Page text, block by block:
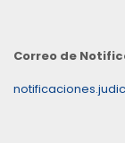
Correo de